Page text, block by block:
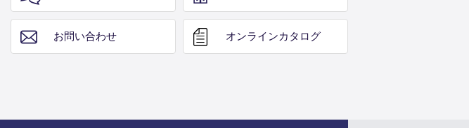
お問い合わせ オンライン カタログ